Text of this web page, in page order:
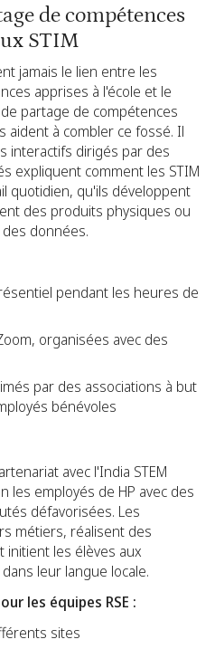
de compétences
STIM
jamais le lien entre les
apprises à l'école et le
partage de compétences
aident à combler ce fossé. Il
interactifs dirigés par des
expliquent comment les STIM
quotidien, qu'ils développent
des produits physiques ou
données.
pendant les heures de
organisées avec des
par des associations à but
bénévoles
avec l'India STEM
les employés de HP avec des
défavorisées. Les
métiers, réalisent des
initient les élèves aux
leur langue locale.
les équipes RSE :
sites